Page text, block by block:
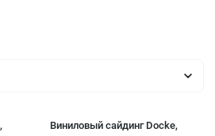
Виниловый сайдинг Docke,